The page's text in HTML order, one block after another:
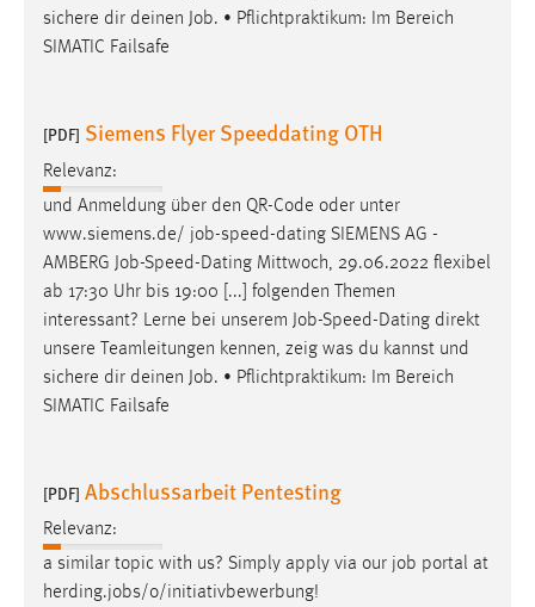
sichere dir deinen Job. • Pflichtpraktikum: Im Bereich
SIMATIC Failsafe
[PDF] Siemens Flyer Speeddating OTH
Relevanz:
und Anmeldung über den QR-Code oder unter
www.siemens.de/ job-speed-dating SIEMENS AG -
AMBERG Job-Speed-Dating Mittwoch, 29.06.2022 flexibel
ab 17:30 Uhr bis 19:00 [...] folgenden Themen
interessant? Lerne bei unserem Job-Speed-Dating direkt
unsere Teamleitungen kennen, zeig was du kannst und
sichere dir deinen Job. • Pflichtpraktikum: Im Bereich
SIMATIC Failsafe
[PDF] Abschlussarbeit Pentesting
Relevanz:
a similar topic with us? Simply apply via our job portal at
herding.jobs/o/initiativbewerbung!